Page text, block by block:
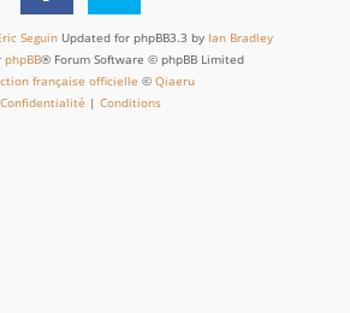
Seguin Updated for phpBB3.3 by Ian Bradley
phpBB® Forum Software © phpBB Limited
française officielle © Qiaeru
Confidentialité | Conditions